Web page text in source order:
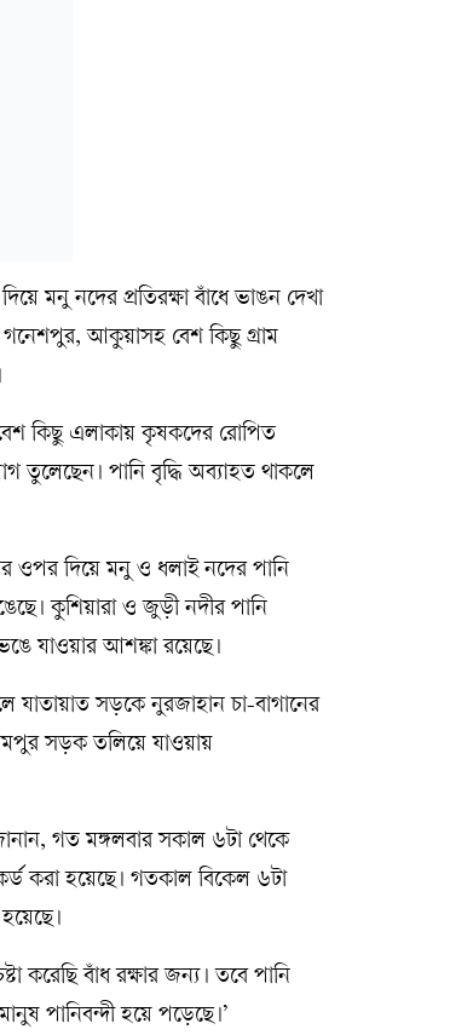
মনু নদের প্রতিরক্ষা বাঁধে ভাঙন দেখা
গনেশপুর, আকুয়াসহ বেশ কিছু গ্রাম
কিছু এলাকায় কৃষকদের রোপিত
তুলেছেন। পানি বৃদ্ধি অব্যাহত থাকলে
ওপর দিয়ে মনু ও ধলাই নদের পানি
কুশিয়ারা ও জুড়ী নদীর পানি
যাওয়ার আশঙ্কা রয়েছে।
যাতায়াত সড়কে নুরজাহান চা-বাগানের
সড়ক তলিয়ে যাওয়ায়
গত মঙ্গলবার সকাল ৬টা থেকে
করা হয়েছে। গতকাল বিকেল ৬টা
করেছি বাঁধ রক্ষার জন্য। তবে পানি
পানিবন্দী হয়ে পড়েছে।’